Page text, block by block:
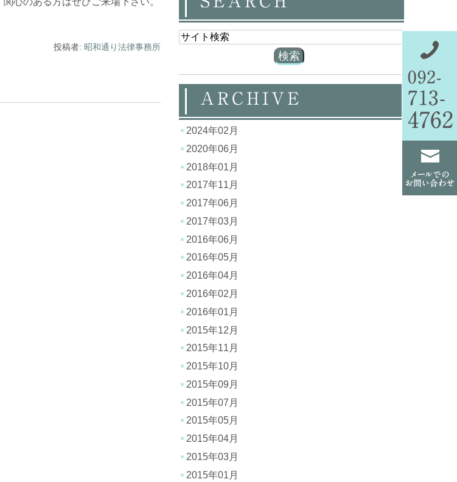
投稿者: 昭和通り法律事務所
ARCHIVE
2024年02月
2020年06月
2018年01月
2017年11月
2017年06月
2017年03月
2016年06月
2016年05月
2016年04月
2016年02月
2016年01月
2015年12月
2015年11月
2015年10月
2015年09月
2015年07月
2015年05月
2015年04月
2015年03月
2015年01月